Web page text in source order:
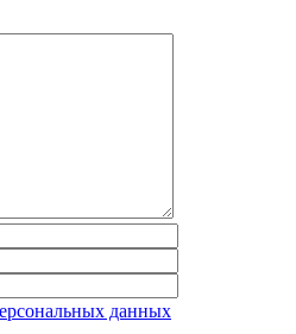
данных